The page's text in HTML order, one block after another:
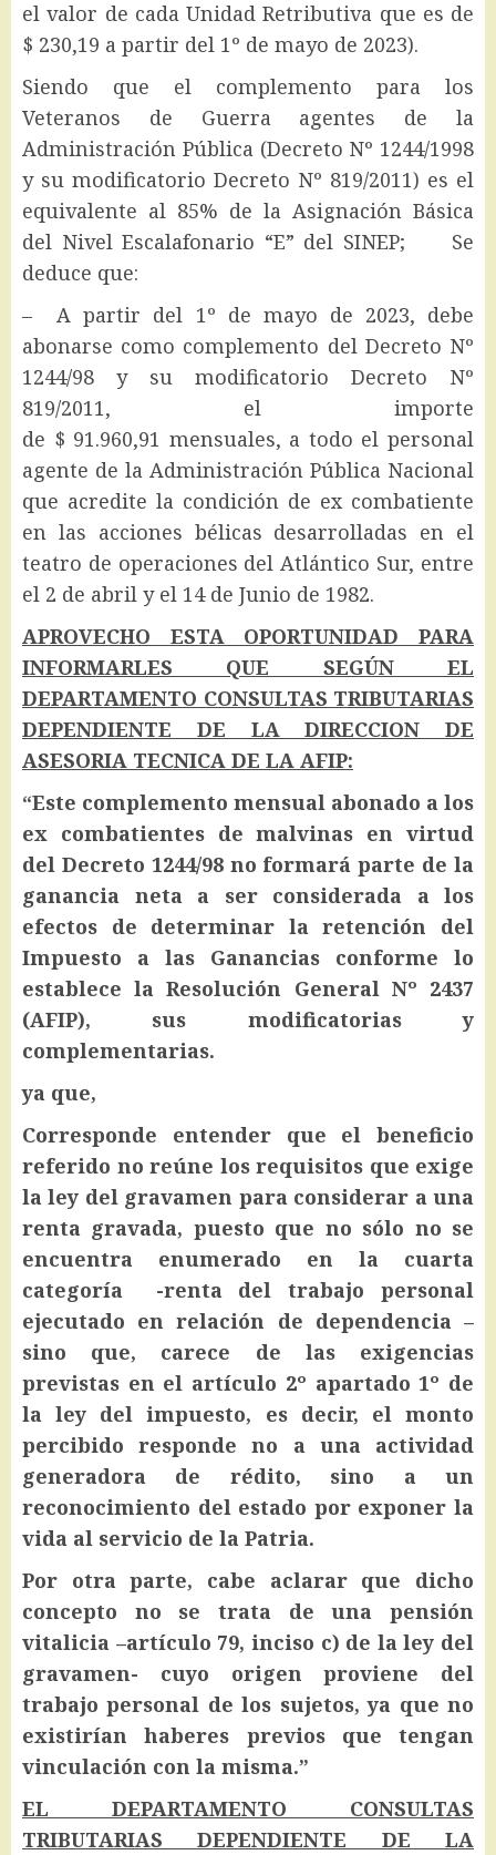
el valor de cada Unidad Retributiva que es de
$ 230,19 a partir del 1º de mayo de 2023).
Siendo que el complemento para los
Veteranos de Guerra agentes de la
Administración Pública (Decreto Nº 1244/1998
y su modificatorio Decreto Nº 819/2011) es el
equivalente al 85% de la Asignación Básica
del Nivel Escalafonario “E” del SINEP; Se
deduce que:
– A partir del 1º de mayo de 2023, debe
abonarse como complemento del Decreto Nº
1244/98 y su modificatorio Decreto Nº
819/2011, el importe
de $ 91.960,91 mensuales, a todo el personal
agente de la Administración Pública Nacional
que acredite la condición de ex combatiente
en las acciones bélicas desarrolladas en el
teatro de operaciones del Atlántico Sur, entre
el 2 de abril y el 14 de Junio de 1982.
APROVECHO ESTA OPORTUNIDAD PARA
INFORMARLES QUE SEGÚN EL
DEPARTAMENTO CONSULTAS TRIBUTARIAS
DEPENDIENTE DE LA DIRECCION DE
ASESORIA TECNICA DE LA AFIP:
“Este complemento mensual abonado a los
ex combatientes de malvinas en virtud
del Decreto 1244/98 no formará parte de la
ganancia neta a ser considerada a los
efectos de determinar la retención del
Impuesto a las Ganancias conforme lo
establece la Resolución General Nº 2437
(AFIP), sus modificatorias y
complementarias.
ya que,
Corresponde entender que el beneficio
referido no reúne los requisitos que exige
la ley del gravamen para considerar a una
renta gravada, puesto que no sólo no se
encuentra enumerado en la cuarta
categoría -renta del trabajo personal
ejecutado en relación de dependencia –
sino que, carece de las exigencias
previstas en el artículo 2º apartado 1º de
la ley del impuesto, es decir, el monto
percibido responde no a una actividad
generadora de rédito, sino a un
reconocimiento del estado por exponer la
vida al servicio de la Patria.
Por otra parte, cabe aclarar que dicho
concepto no se trata de una pensión
vitalicia –artículo 79, inciso c) de la ley del
gravamen- cuyo origen proviene del
trabajo personal de los sujetos, ya que no
existirían haberes previos que tengan
vinculación con la misma.”
EL DEPARTAMENTO CONSULTAS
TRIBUTARIAS DEPENDIENTE DE LA